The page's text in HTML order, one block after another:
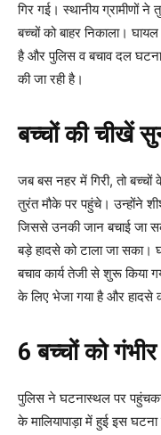
गिर गई। स्थानीय ग्रामीणों
बच्चों को बाहर निकाला।
है और पुलिस व बचाव दल
की जा रही है।
बच्चों की चीखें
जब बस नहर में गिरी, तो
तुरंत मौके पर पहुंचे। उन्होंने
जिससे उनकी जान बचाई जा
बड़े हादसे को टाला जा सका।
बचाव कार्य तेजी से शुरू किया
के लिए भेजा गया है और हादसे
6 बच्चों को
पुलिस ने घटनास्थल पर
के मालियापाड़ा में हुई इस